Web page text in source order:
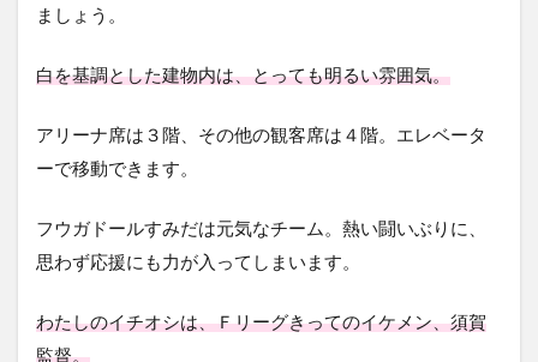
ましょう。
白を基調とした建物内は、とっても明るい雰囲気。
アリーナ席は３階、その他の観客席は４階。エレベータ
ーで移動できます。
フウガドールすみだは元気なチーム。熱い闘いぶりに、
思わず応援にも力が入ってしまいます。
わたしのイチオシは、Ｆリーグきってのイケメン、須賀
監督。